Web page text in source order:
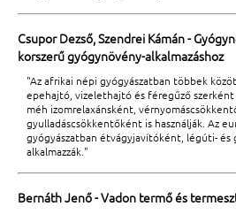
Csupor Dezső, Szendrei Kámán -
korszerű gyógynövény-alkalmazáshoz
"Az afrikai népi gyógyászatban többek
epehajtó, vizelethajtó és féregűző szerként
méh izomrelaxánsként,
gyulladáscsökkentőként is használják. Az
gyógyászatban étvágyjavítóként, légúti- és
alkalmazzák."
Bernáth Jenő - Vadon termő és